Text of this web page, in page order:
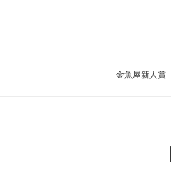
金魚屋新人賞